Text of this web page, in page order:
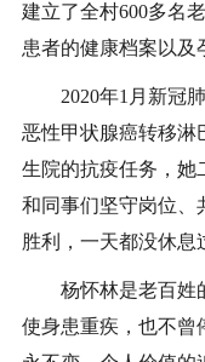
建立了全村600多名
患者的健康档案以及
2020年1月新冠肺
恶性甲状腺癌转移淋
生院的抗疫任务，她
和同事们坚守岗位、
胜利，一天都没休息
杨怀林是老百姓的
使身患重疾，也不曾